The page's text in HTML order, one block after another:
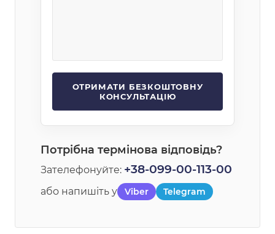
Потрібна термінова відповідь?
Зателефонуйте: +38-099-00-113-00
або напишіть у Viber Telegram